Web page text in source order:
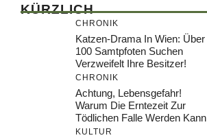
KÜRZLICH
CHRONIK
Katzen-Drama In Wien: Über
100 Samtpfoten Suchen
Verzweifelt Ihre Besitzer!
CHRONIK
Achtung, Lebensgefahr!
Warum Die Erntezeit Zur
Tödlichen Falle Werden Kann
KULTUR